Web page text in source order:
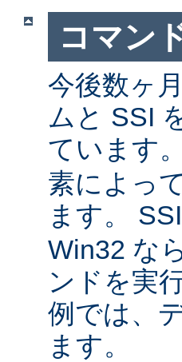
コマン
今後数ヶ
ムと SSI
ています
素によっ
ます。
Win32 な
ンドを実
例では、
ます。